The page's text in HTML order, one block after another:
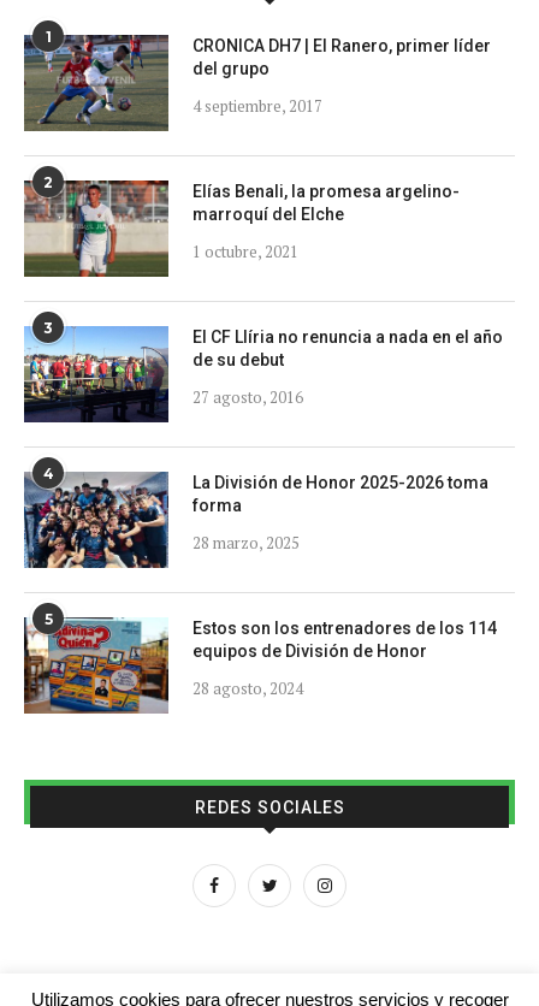
1
CRONICA DH7 | El Ranero, primer líder
del grupo
4 septiembre, 2017
2
Elías Benali, la promesa argelino-
marroquí del Elche
1 octubre, 2021
3
El CF Llíria no renuncia a nada en el año
de su debut
27 agosto, 2016
4
La División de Honor 2025-2026 toma
forma
28 marzo, 2025
5
Estos son los entrenadores de los 114
equipos de División de Honor
28 agosto, 2024
REDES SOCIALES
Utilizamos cookies para ofrecer nuestros servicios y recoger